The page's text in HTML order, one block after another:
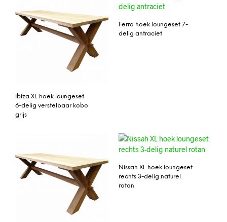
Ibiza XL hoek loungeset
6-delig verstelbaar kobo
grijs
Ferro hoek loungeset 7-
delig antraciet
Nissah XL hoek loungeset
rechts 3-delig naturel
rotan